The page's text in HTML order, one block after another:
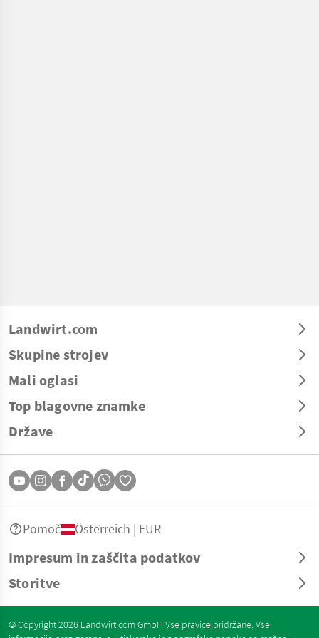
Landwirt.com
Skupine strojev
Mali oglasi
Top blagovne znamke
Države
Impresum in zaščita podatkov
Storitve
Pomoč Österreich | EUR
© Copyright 2026 Landwirt.com GmbH Vse pravice pridržane. Vse